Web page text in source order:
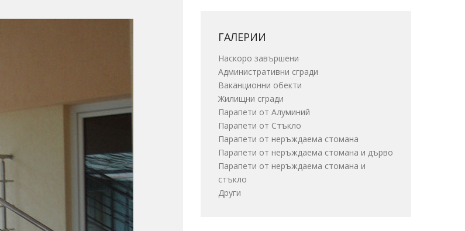
ГАЛЕРИИ
Наскоро завършени
Административни сгради
Ваканционни обекти
Жилищни сгради
Парапети от Алуминий
Парапети от Стъкло
Парапети от неръждаема стомана
Парапети от неръждаема стомана и дърво
Парапети от неръждаема стомана и
стъкло
Други